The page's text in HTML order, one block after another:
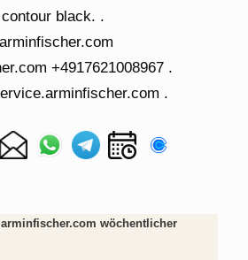
wöchentlicher